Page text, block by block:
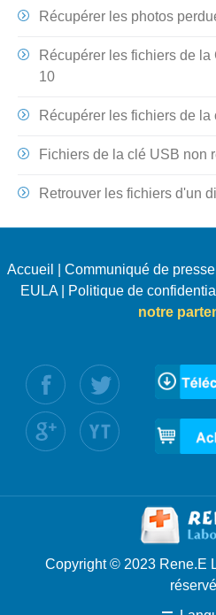
Récupérer les photos
Récupérer les fichiers de
10
Récupérer les fichiers de
Fichiers de la clé USB non
Retrouver les fichiers d'un
Accueil Communiqué de presse
EULA| Politique de
notre
nous :
Copyright © 2023 Rene.E